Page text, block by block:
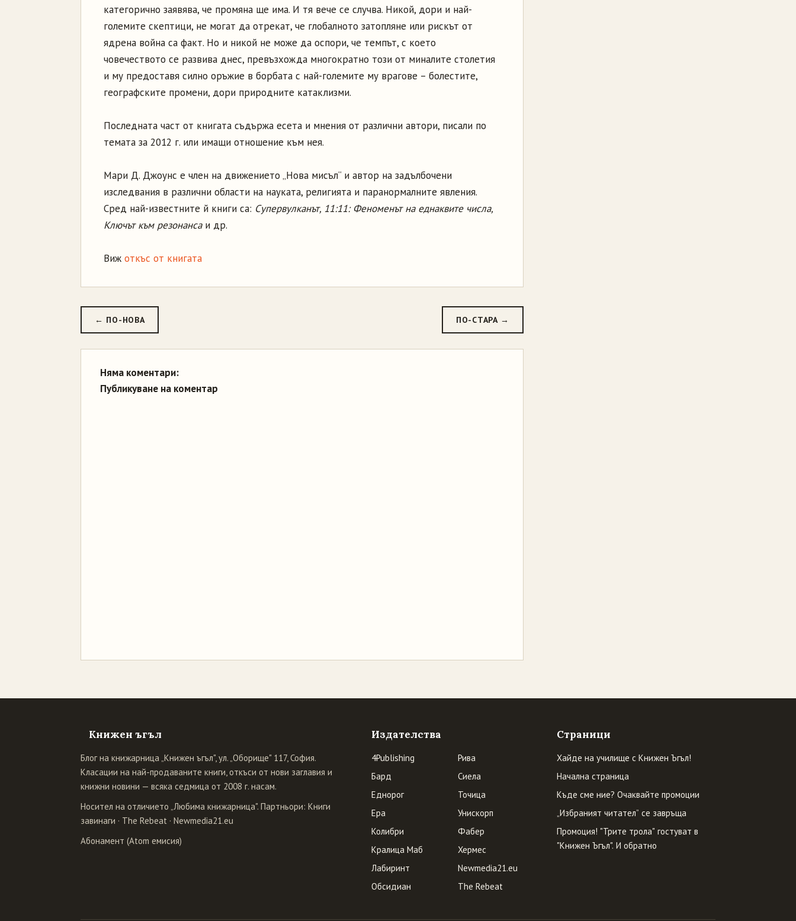
категорично заявява, че промяна ще има. И тя вече се случва. Никой, дори и най-
големите скептици, не могат да отрекат, че глобалното затопляне или рискът от
ядрена война са факт. Но и никой не може да оспори, че темпът, с което
човечеството се развива днес, превъзхожда многократно този от миналите столетия
и му предоставя силно оръжие в борбата с най-големите му врагове – болестите,
географските промени, дори природните катаклизми.
Последната част от книгата съдържа есета и мнения от различни автори, писали по
темата за 2012 г. или имащи отношение към нея.
Мари Д. Джоунс е член на движението „Нова мисъл“ и автор на задълбочени
изследвания в различни области на науката, религията и паранормалните явления.
Сред най-известните й книги са: Супервулканът, 11:11: Феноменът на еднаквите числа,
Ключът към резонансаи др.
Виж откъс от книгата
← ПО-НОВА ПО-СТАРА →
Няма коментари:
Публикуване на коментар
Книжен ъгъл
Блог на книжарница „Книжен ъгъл", ул. „Оборище" 117, София.
Класации на най-продаваните книги, откъси от нови заглавия и
книжни новини — всяка седмица от 2008 г. насам.
Носител на отличието „Любима книжарница". Партньори: Книги
завинаги · The Rebeat · Newmedia21.eu
Абонамент (Atom емисия)
Издателства
4Publishing
Бард
Еднорог
Ера
Колибри
Кралица Маб
Лабиринт
Обсидиан
Рива
Сиела
Точица
Унискорп
Фабер
Хермес
Newmedia21.eu
The Rebeat
Страници
Хайде на училище с Книжен Ъгъл!
Начална страница
Къде сме ние? Очаквайте промоции
„Избраният читател” се завръща
Промоция! "Трите трола" гостуват в
"Книжен Ъгъл". И обратно